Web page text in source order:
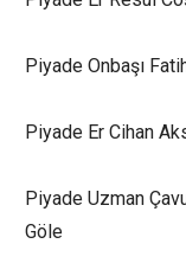
Piyade Onbaşı
Piyade Er Cihan
Piyade Uzman
Göle